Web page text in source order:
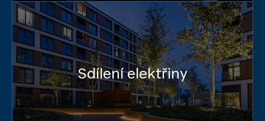
Sdílení elektřiny